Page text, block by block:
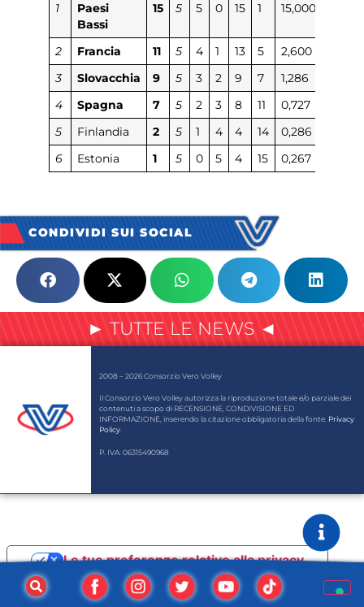
1
Paesi
Bassi
15 5 5 0 15 1 15,000
2 Francia 11 5 4 1 13 5 2,600
3 Slovacchia 9 5 3 2 9 7 1,286
4 Spagna 7 5 2 3 8 11 0,727
5 Finlandia 2 5 1 4 4 14 0,286
6 Estonia 1 5 0 5 4 15 0,267
CONDIVIDI SUI SOCIAL
► TUTTE LE NEWS ◄
2008 – 2026 Consorzio Vero Volley
Il Consorzio Vero Volley autorizza la riproduzione totale e/o parziale dei
contenuti a scopo di RECENSIONE, CONDIVISIONE ED
INFORMAZIONE, inserendo la citazione obbligatoria della fonte. Privacy
Policy.
P. IVA: 06315490968
Informativa sulla raccolta
Le tue preferenze relative alla privacy